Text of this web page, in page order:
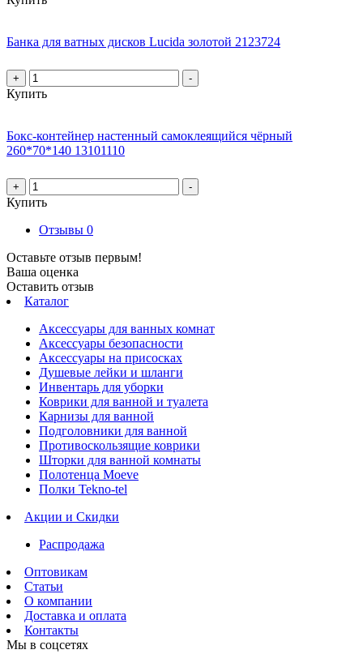
Банка для ватных дисков Lucida золотой 2123724
+ -
Купить
Бокс-контейнер настенный самоклеящийся чёрный
260*70*140 13101110
+ -
Купить
Отзывы 0
Оставьте отзыв первым!
Ваша оценка
Оставить отзыв
Каталог
Аксессуары для ванных комнат
Аксессуары безопасности
Аксессуары на присосках
Душевые лейки и шланги
Инвентарь для уборки
Коврики для ванной и туалета
Карнизы для ванной
Подголовники для ванной
Противоскользящие коврики
Шторки для ванной комнаты
Полотенца Moeve
Полки Tekno-tel
Акции и Скидки
Распродажа
Оптовикам
Статьи
О компании
Доставка и оплата
Контакты
Мы в соцсетях